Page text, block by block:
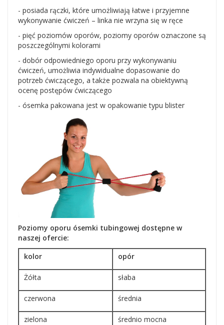
- posiada rączki, które umożliwiają łatwe i przyjemne
wykonywanie ćwiczeń – linka nie wrzyna się w ręce
- pięć poziomów oporów, poziomy oporów oznaczone są
poszczególnymi kolorami
- dobór odpowiedniego oporu przy wykonywaniu
ćwiczeń, umożliwia indywidualne dopasowanie do
potrzeb ćwiczącego, a także pozwala na obiektywną
ocenę postępów ćwiczącego
- ósemka pakowana jest w opakowanie typu blister
Poziomy oporu ósemki tubingowej dostępne w
naszej ofercie:
kolor
opór
Żółta słaba
czerwona średnia
zielona średnio mocna